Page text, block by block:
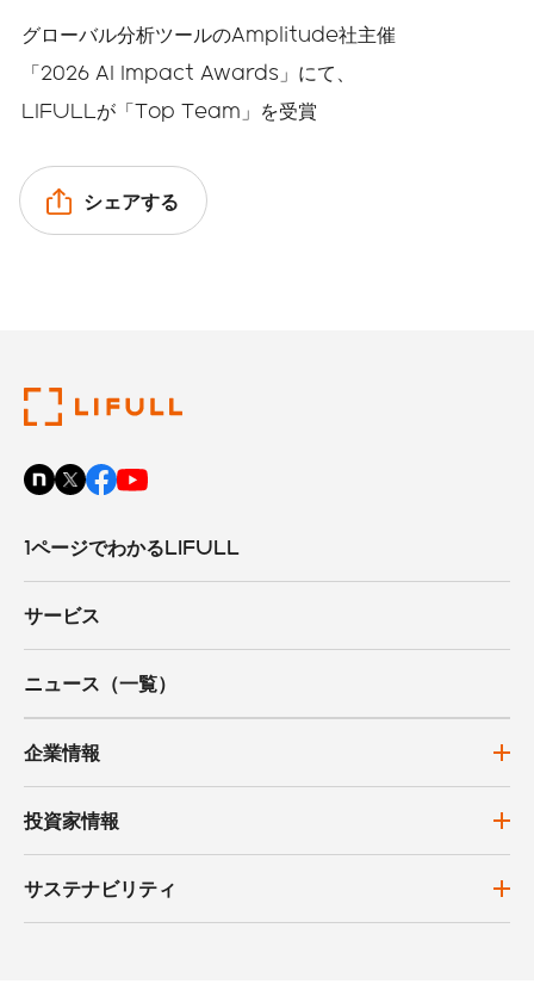
グローバル分析ツールのAmplitude社主催
「2026 AI Impact Awards」にて、
LIFULLが「Top Team」を受賞
シェアする
1ページでわかるLIFULL
サービス
ニュース（一覧）
企業情報
投資家情報
サステナビリティ